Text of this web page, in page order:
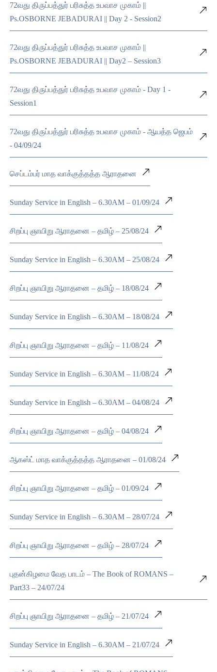
72வது திருப்பத்துர் பரிசுத்த உபவாச முகாம் ||
Ps.OSBORNE JEBADURAI || Day 2 - Session2
72வது திருப்பத்துர் பரிசுத்த உபவாச முகாம் ||
Ps.OSBORNE JEBADURAI || Day2 – Session3
72வது திருப்பத்துர் பரிசுத்த உபவாச முகாம் - Day 1 -
Session1
72வது திருப்பத்துர் பரிசுத்த உபவாச முகாம் - ஆயத்த ஜெபம்
- 04/09/24
செப்டம்பர் மாத வாக்குத்தத்த ஆராதனை
Sunday Service in English – 6.30AM – 01/09/24
சிறப்பு ஞாயிறு ஆராதனை – தமிழ் – 25/08/24
Sunday Service in English – 6.30AM – 25/08/24
சிறப்பு ஞாயிறு ஆராதனை – தமிழ் – 18/08/24
Sunday Service in English – 6.30AM – 18/08/24
சிறப்பு ஞாயிறு ஆராதனை – தமிழ் – 11/08/24
Sunday Service in English – 6.30AM – 11/08/24
Sunday Service in English – 6.30AM – 04/08/24
சிறப்பு ஞாயிறு ஆராதனை – தமிழ் – 04/08/24
ஆகஸ்ட் மாத வாக்குத்தத்த ஆராதனை – 01/08/24
சிறப்பு ஞாயிறு ஆராதனை – தமிழ் – 01/09/24
Sunday Service in English – 6.30AM – 28/07/24
சிறப்பு ஞாயிறு ஆராதனை – தமிழ் – 28/07/24
புதன்கிழமை வேத பாடம் – The Book of ROMANS –
Part33 – 24/07/24
சிறப்பு ஞாயிறு ஆராதனை – தமிழ் – 21/07/24
Sunday Service in English – 6.30AM – 21/07/24